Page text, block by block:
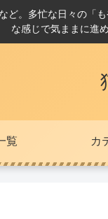
ど。多忙な日々の「
な感じで気ままに進
覧 カ